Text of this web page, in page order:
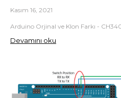
Kasım 16, 2021
Arduino Orjinal ve Klon Farkı -
Devamını oku